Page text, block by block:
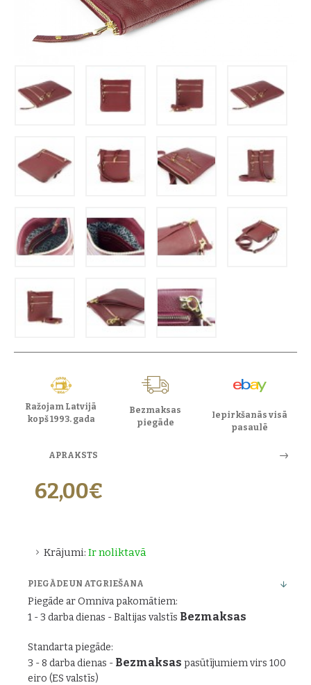
Ražojam Latvijā
kopš 1993. gada
Bezmaksas
piegāde
Iepirkšanās visā
pasaulē
APRAKSTS
Krājumi: Ir noliktavā
62,00€
PIEGĀDE UN ATGRIEŠANA
Piegāde ar Omniva pakomātiem:
1 - 3 darba dienas - Baltijas valstīs Bezmaksas
Standarta piegāde:
3 - 8 darba dienas - Bezmaksas pasūtījumiem virs 100
eiro (ES valstīs)